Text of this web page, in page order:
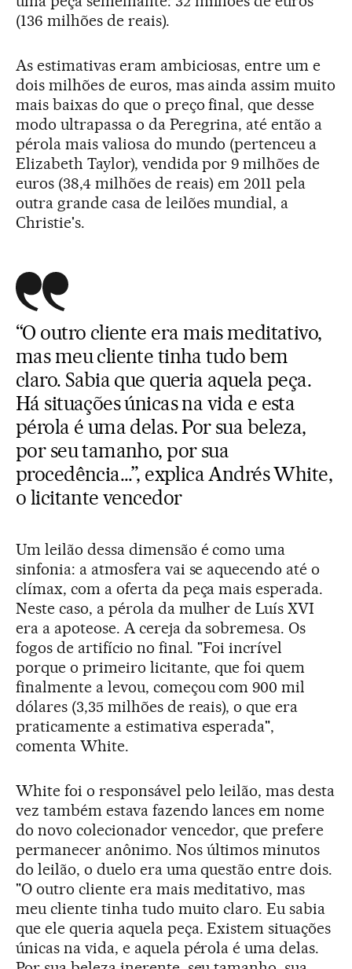
(136 milhões de reais).
As estimativas eram ambiciosas, entre um e
dois milhões de euros, mas ainda assim muito
mais baixas do que o preço final, que desse
modo ultrapassa o da Peregrina, até então a
pérola mais valiosa do mundo (pertenceu a
Elizabeth Taylor), vendida por 9 milhões de
euros (38,4 milhões de reais) em 2011 pela
outra grande casa de leilões mundial, a
Christie's.
“O outro cliente era mais meditativo,
mas meu cliente tinha tudo bem
claro. Sabia que queria aquela peça.
Há situações únicas na vida e esta
pérola é uma delas. Por sua beleza,
por seu tamanho, por sua
procedência...”, explica Andrés White,
o licitante vencedor
Um leilão dessa dimensão é como uma
sinfonia: a atmosfera vai se aquecendo até o
clímax, com a oferta da peça mais esperada.
Neste caso, a pérola da mulher de Luís XVI
era a apoteose. A cereja da sobremesa. Os
fogos de artifício no final. "Foi incrível
porque o primeiro licitante, que foi quem
finalmente a levou, começou com 900 mil
dólares (3,35 milhões de reais), o que era
praticamente a estimativa esperada",
comenta White.
White foi o responsável pelo leilão, mas desta
vez também estava fazendo lances em nome
do novo colecionador vencedor, que prefere
permanecer anônimo. Nos últimos minutos
do leilão, o duelo era uma questão entre dois.
"O outro cliente era mais meditativo, mas
meu cliente tinha tudo muito claro. Eu sabia
que ele queria aquela peça. Existem situações
únicas na vida, e aquela pérola é uma delas.